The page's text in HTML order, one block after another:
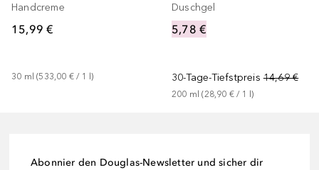
Handcreme
15,99 €
30 ml (533,00 € / 1 l)
Duschgel
5,78 €
30-Tage-Tiefstpreis 14,69 €
200 ml (28,90 € / 1 l)
Abonnier den Douglas-Newsletter und sicher dir